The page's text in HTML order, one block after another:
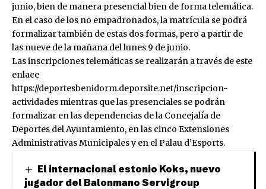
junio, bien de manera presencial bien de forma telemática.
En el caso de los no empadronados, la matrícula se podrá
formalizar también de estas dos formas, pero a partir de
las nueve de la mañana del lunes 9 de junio.
Las inscripciones telemáticas se realizarán a través de este
enlace
https://deportesbenidorm.deporsite.net/inscripcion-
actividades mientras que las presenciales se podrán
formalizar en las dependencias de la Concejalía de
Deportes del Ayuntamiento, en las cinco Extensiones
Administrativas Municipales y en el Palau d’Esports.
El internacional estonio Koks, nuevo
jugador del Balonmano Servigroup